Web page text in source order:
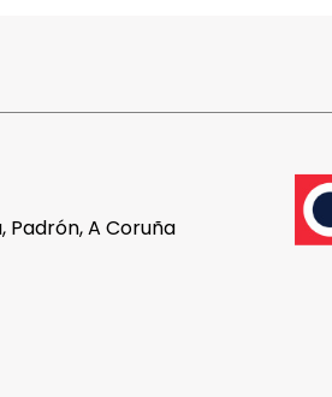
Padrón, A Coruña